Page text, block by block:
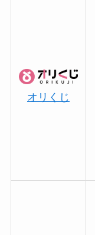
オリくじ